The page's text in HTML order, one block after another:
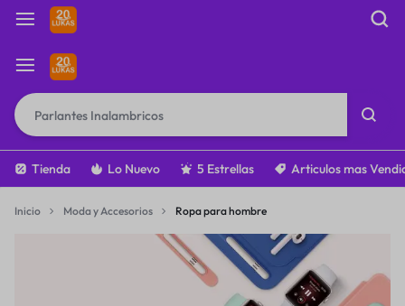
Tienda Lo Nuevo 5 Estrellas Articulos mas
Inicio Moda y Accesorios Ropa para hombre